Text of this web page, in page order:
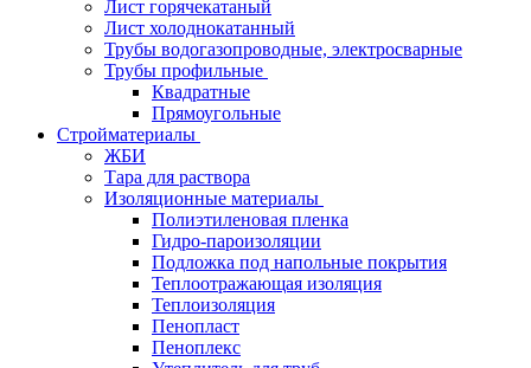
Лист горячекатаный
Лист холоднокатанный
Трубы водогазопроводные, электросварные
Трубы профильные
Квадратные
Прямоугольные
Стройматериалы
ЖБИ
Тара для раствора
Изоляционные материалы
Полиэтиленовая пленка
Гидро-пароизоляции
Подложка под напольные покрытия
Теплоотражающая изоляция
Теплоизоляция
Пенопласт
Пеноплекс